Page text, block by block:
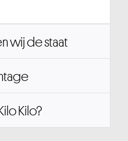
wij de staat
Kilo?